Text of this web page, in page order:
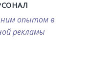
опытом в
рекламы